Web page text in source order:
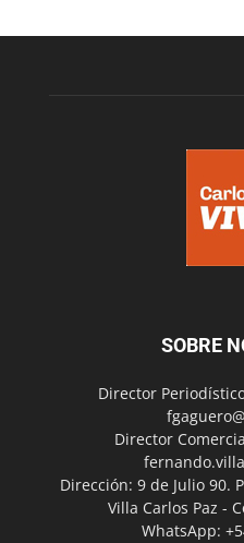
SOBRE
Director
Director
Dirección: 9 de Julio 90.
Villa Carlos Paz -
WhatsApp: